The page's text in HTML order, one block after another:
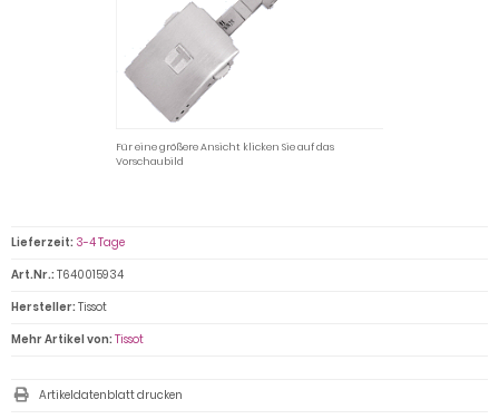
Für eine größere Ansicht klicken Sie auf das
Vorschaubild
Lieferzeit: 3-4 Tage
Art.Nr.: T640015934
Hersteller: Tissot
Mehr Artikel von: Tissot
Artikeldatenblatt drucken